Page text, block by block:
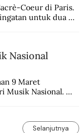
Coeur di Paris.
untuk dua
Nasional
9 Maret
Musik Nasional.
Selanjutnya